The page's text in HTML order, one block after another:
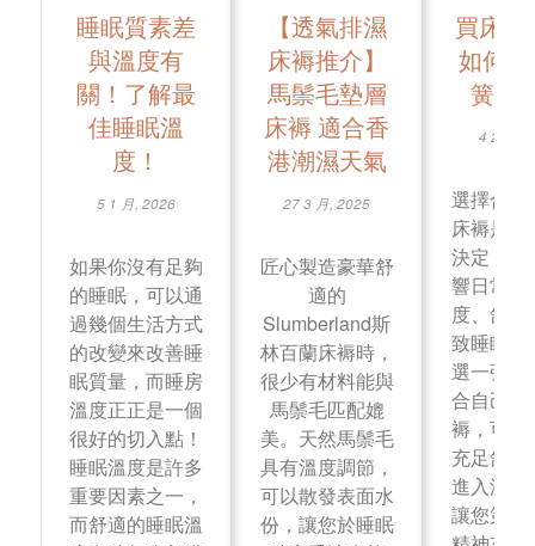
睡眠質素差
與溫度有
關！了解最
佳睡眠溫
度！
5 1 月, 2026
如果你沒有足夠
的睡眠，可以通
過幾個生活方式
的改變來改善睡
眠質量，而睡房
溫度正正是一個
很好的切入點！
睡眠溫度是許多
重要因素之一，
而舒適的睡眠溫
【透氣排濕
床褥推介】
馬鬃毛墊層
床褥 適合香
港潮濕天氣
27 3 月, 2025
匠心製造豪華舒
適的
Slumberland斯
林百蘭床褥時，
很少有材料能與
馬鬃毛匹配媲
美。天然馬鬃毛
具有溫度調節，
可以散發表面水
份，讓您於睡眠
買床褥
如何
簧床
4 2 月,
選擇合適
床褥是一
決定，長
響日常整
度、舒適
致睡眠質
選一張優
合自己的
褥，可為
充足舒適
進入深度
讓您第二